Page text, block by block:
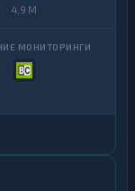
4,9 M